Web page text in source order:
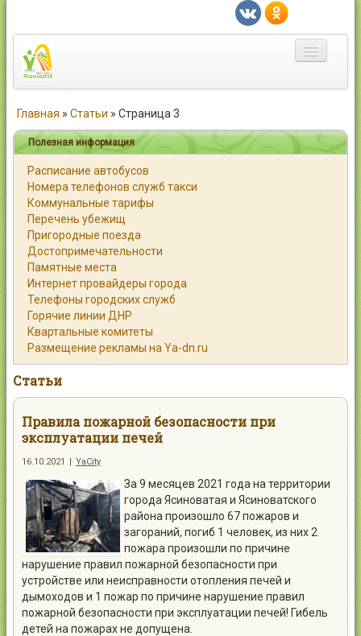
Город
Статьи
Каталог
Справочник
Работа
Объявления
Помощь
Контакты
Главная » Статьи » Страница 3
Полезная информация
Расписание автобусов
Номера телефонов служб такси
Коммунальные тарифы
Перечень убежищ
Пригородные поезда
Достопримечательности
Памятные места
Интернет провайдеры города
Телефоны городских служб
Горячие линии ДНР
Квартальные комитеты
Размещение рекламы на Ya-dn.ru
Статьи
Правила пожарной безопасности при
эксплуатации печей
16.10.2021 | YaCity
За 9 месяцев 2021 года на территории
города Ясиноватая и Ясиноватского
района произошло 67 пожаров и
загораний, погиб 1 человек, из них 2
пожара произошли по причине
нарушение правил пожарной безопасности при
устройстве или неисправности отопления печей и
дымоходов и 1 пожар по причине нарушение правил
пожарной безопасности при эксплуатации печей! Гибель
детей на пожарах не допущена.